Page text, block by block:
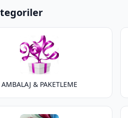
AMBALAJ & PAKETLEME